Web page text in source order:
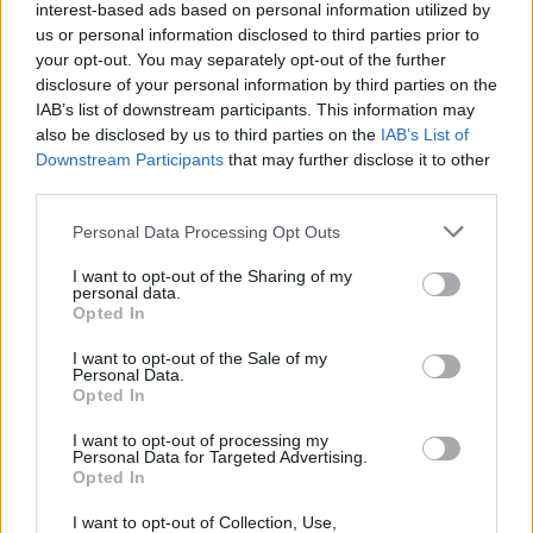
interest-based ads based on personal information utilized by
us or personal information disclosed to third parties prior to
your opt-out. You may separately opt-out of the further
disclosure of your personal information by third parties on the
IAB’s list of downstream participants. This information may
also be disclosed by us to third parties on the IAB’s List of
Downstream Participants that may further disclose it to other
Personal Data Processing Opt Outs
I want to opt-out of the Sharing of my
personal data.
Opted In
I want to opt-out of the Sale of my
Personal Data.
Opted In
I want to opt-out of processing my
Personal Data for Targeted Advertising.
Opted In
I want to opt-out of Collection, Use,
Νατάσα Εξηνταβελώνη: Η πιο
τρυφερή αγκαλιά στη Λίλα
Μπακλέση που μόλις γέννησε
SHOWBIZ
Τσιτσιπάς και Kristen Thoms: Ο
έρωτας που φέρνει την απόλυτη
ισορροπία στην καριέρα του
πρωταθλητή
ΟΛΕΣ ΟΙ ΕΙΔΗΣΕΙΣ
DPG NETWORK